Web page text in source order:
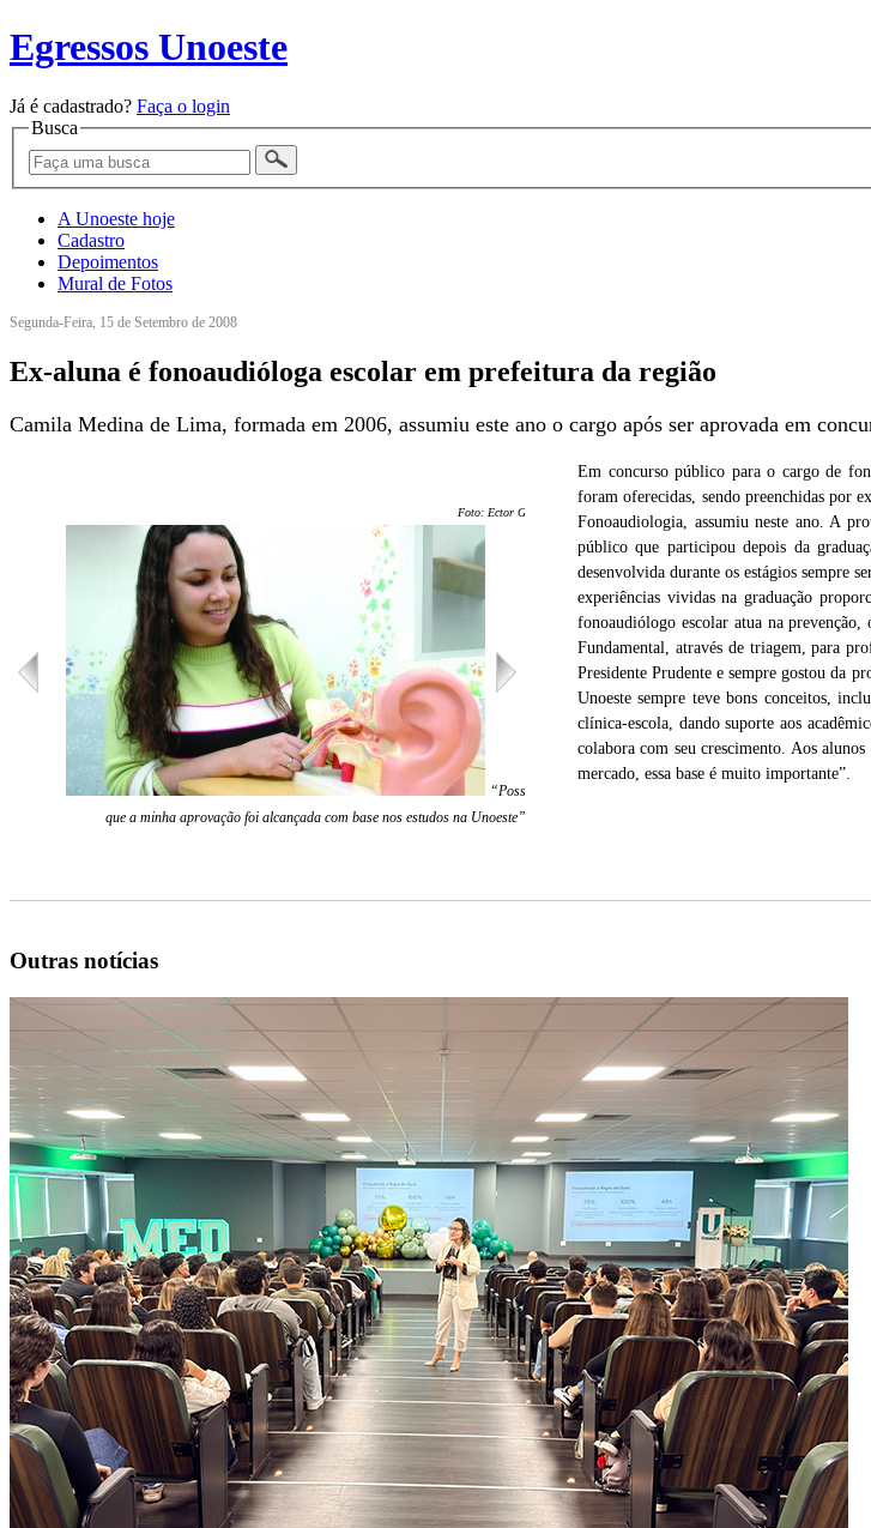
Egressos Unoeste
Já é cadastrado? Faça o login
Busca
A Unoeste hoje
Cadastro
Depoimentos
Mural de Fotos
Segunda-Feira, 15 de Setembro de 2008
Ex-aluna é fonoaudióloga escolar em prefeitura da região
Camila Medina de Lima, formada em 2006, assumiu este ano o cargo após ser aprovada em
Foto: Ector Gervasoni
“Posso dizer
que a minha aprovação foi alcançada com base nos estudos na Unoeste”
Em concurso público para o cargo de
foram oferecidas, sendo preenchidas por
Fonoaudiologia, assumiu neste ano. A
público que participou depois da
desenvolvida durante os estágios sempre
experiências vividas na graduação
fonoaudiólogo escolar atua na
Fundamental, através de triagem, para
Presidente Prudente e sempre gostou da
Unoeste sempre teve bons conceitos,
clínica-escola, dando suporte aos
colabora com seu crescimento. Aos
mercado, essa base é muito importante”.
Outras notícias